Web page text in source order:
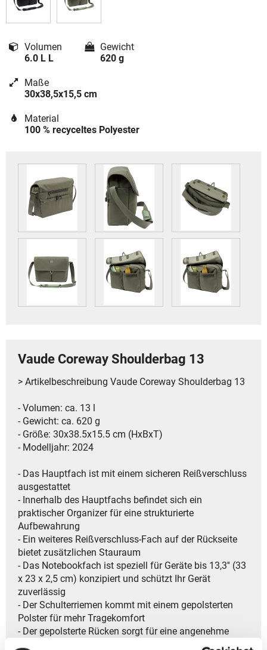
Volumen
6.0 L L
Gewicht
620 g
Maße
30x38,5x15,5 cm
Material
100 % recyceltes Polyester
Vaude Coreway Shoulderbag 13
> Artikelbeschreibung Vaude Coreway Shoulderbag 13
- Volumen: ca. 13 l
- Gewicht: ca. 620 g
- Größe: 30x38.5x15.5 cm (HxBxT)
- Modelljahr: 2024
- Das Hauptfach ist mit einem sicheren Reißverschluss
ausgestattet
- Innerhalb des Hauptfachs befindet sich ein
praktischer Organizer für eine strukturierte
Aufbewahrung
- Ein weiteres Reißverschluss-Fach auf der Rückseite
bietet zusätzlichen Stauraum
- Das Notebookfach ist speziell für Geräte bis 13,3'' (33
x 23 x 2,5 cm) konzipiert und schützt Ihr Gerät
zuverlässig
- Der Schulterriemen kommt mit einem gepolsterten
Polster für mehr Tragekomfort
- Der gepolsterte Rücken sorgt für eine angenehme